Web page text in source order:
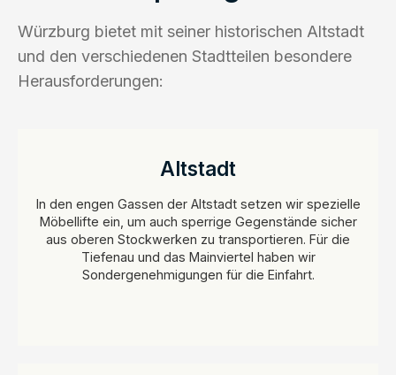
Würzburg bietet mit seiner historischen Altstadt
und den verschiedenen Stadtteilen besondere
Herausforderungen:
Altstadt
In den engen Gassen der Altstadt setzen wir spezielle
Möbellifte ein, um auch sperrige Gegenstände sicher
aus oberen Stockwerken zu transportieren. Für die
Tiefenau und das Mainviertel haben wir
Sondergenehmigungen für die Einfahrt.